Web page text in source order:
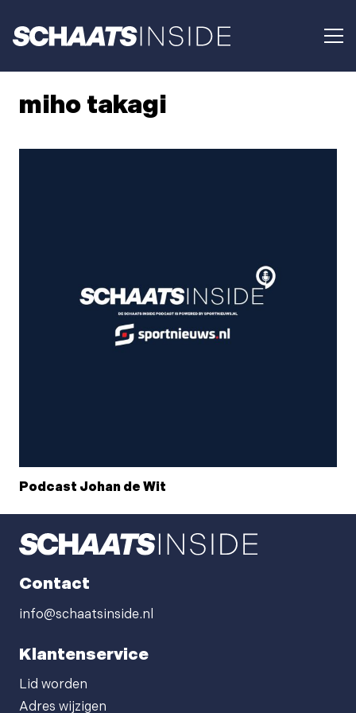
miho takagi
Podcast Johan de Wit
Contact
info@schaatsinside.nl
Klantenservice
Lid worden
Adres wijzigen